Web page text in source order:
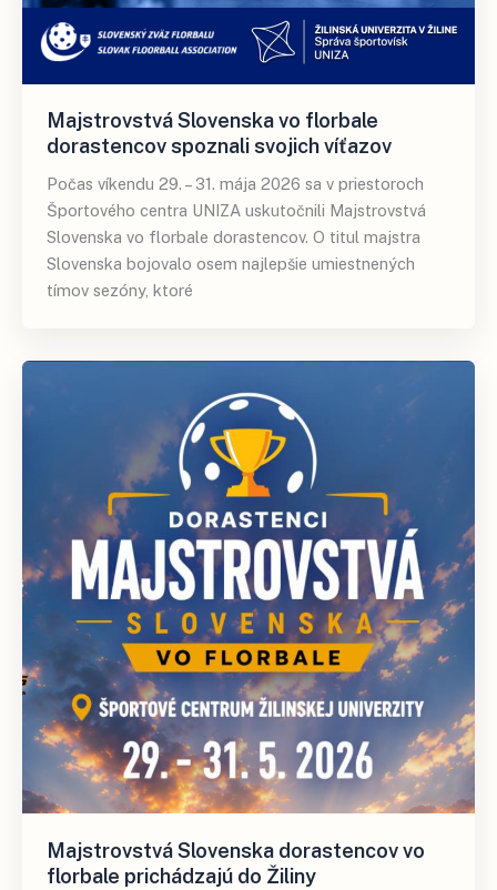
Majstrovstvá Slovenska vo florbale
dorastencov spoznali svojich víťazov
Počas víkendu 29. – 31. mája 2026 sa v priestoroch
Športového centra UNIZA uskutočnili Majstrovstvá
Slovenska vo florbale dorastencov. O titul majstra
Slovenska bojovalo osem najlepšie umiestnených
tímov sezóny, ktoré
Majstrovstvá Slovenska dorastencov vo
florbale prichádzajú do Žiliny